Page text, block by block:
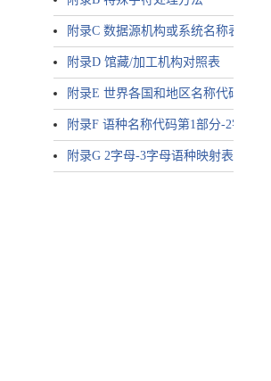
附录C 数据源机构或系统名称表
附录D 馆藏/加工机构对照表
附录E 世界各国和地区名称代码-2字
附录F 语种名称代码第1部分-2字母
附录G 2字母-3字母语种映射表